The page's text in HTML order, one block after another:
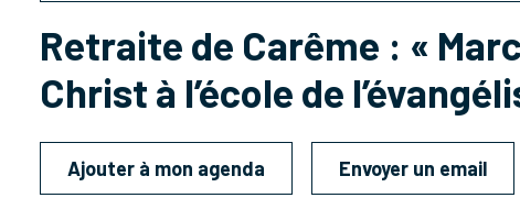
Retraite de Carême : «
Christ à l’école de
Ajouter à mon agenda Envoyer un email